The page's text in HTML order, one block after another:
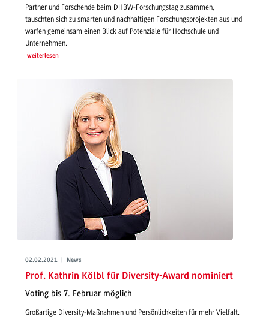
Partner und Forschende beim DHBW-Forschungstag zusammen,
tauschten sich zu smarten und nachhaltigen Forschungsprojekten aus und
warfen gemeinsam einen Blick auf Potenziale für Hochschule und
Unternehmen.
weiterlesen
02.02.2021 | News
Prof. Kathrin Kölbl für Diversity-Award nominiert
Voting bis 7. Februar möglich
Großartige Diversity-Maßnahmen und Persönlichkeiten für mehr Vielfalt.